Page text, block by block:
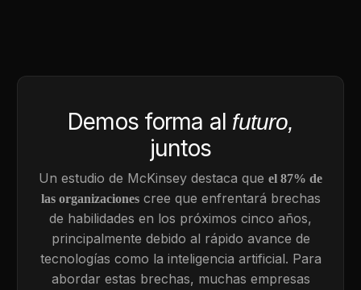
Demos forma al futuro,
juntos
Un estudio de McKinsey destaca que el 87% de
las organizacionescree que enfrentará brechas
de habilidades en los próximos cinco años,
principalmente debido al rápido avance de
tecnologías como la inteligencia artificial. Para
abordar estas brechas, muchas empresas